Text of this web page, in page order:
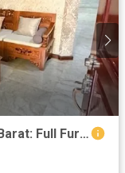
Rumah 2 Lantai di Tomang Jakarta Barat: Full Furnished!